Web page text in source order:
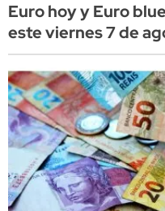
Euro hoy y Euro
este viernes 7 de